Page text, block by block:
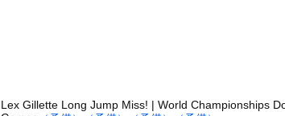
【仰天】外国人「日本に夢中なアメリカ人は迷惑?」日本人の回
Lex Gillette Long Jump Miss! | World Championships